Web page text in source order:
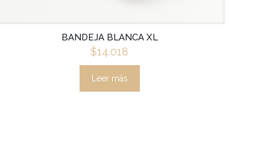
BANDEJA BLANCA XL
$14.018
Leer más